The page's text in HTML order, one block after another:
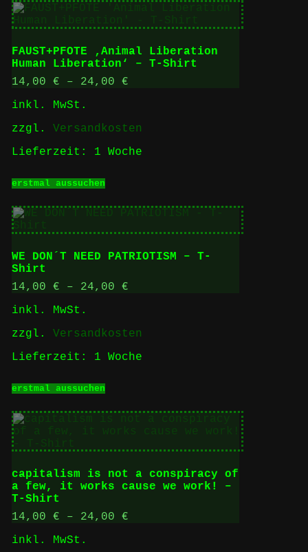
mehrere
Varianten
auf.
Die
Optionen
können
auf
werden
FAUST+PFOTE ‚Animal Liberation
Human Liberation‘ – T-Shirt
14,00 € – 24,00 €
inkl. MwSt.
zzgl. Versandkosten
Lieferzeit: 1 Woche
erstmal aussuchenProdukt
mehrere
auf.
Die
Optionen
auf
werden
WE DON´T NEED PATRIOTISM – T-
Shirt
14,00 € – 24,00 €
inkl. MwSt.
zzgl. Versandkosten
Lieferzeit: 1 Woche
erstmal aussuchenProdukt
mehrere
Varianten
Die
Optionen
können
auf
Produktseite
capitalism is not a conspiracy of
a few, it works cause we work! –
T-Shirt
14,00 € – 24,00 €
inkl. MwSt.